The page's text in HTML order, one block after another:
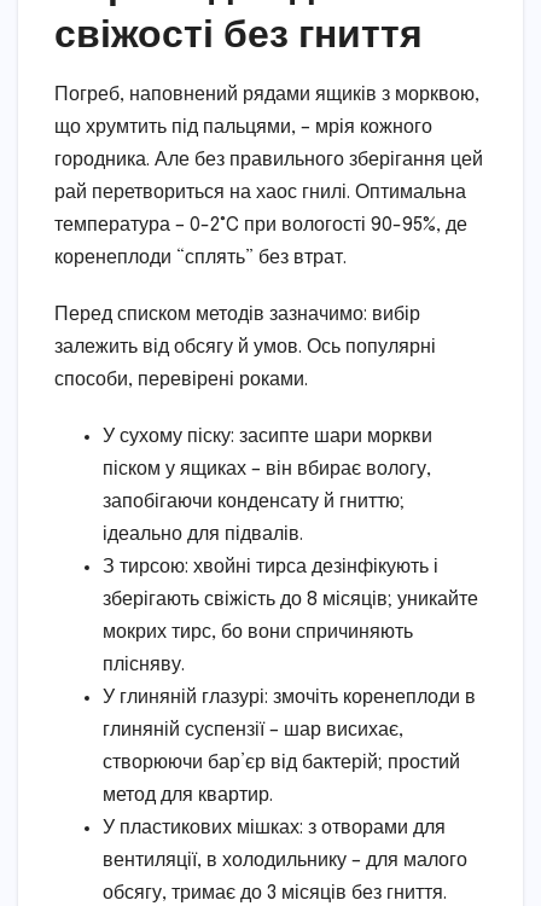
свіжості без гниття
Погреб, наповнений рядами ящиків з морквою,
що хрумтить під пальцями, – мрія кожного
городника. Але без правильного зберігання цей
рай перетвориться на хаос гнилі. Оптимальна
температура – 0-2°C при вологості 90-95%, де
коренеплоди “сплять” без втрат.
Перед списком методів зазначимо: вибір
залежить від обсягу й умов. Ось популярні
способи, перевірені роками.
У сухому піску: засипте шари моркви
піском у ящиках – він вбирає вологу,
запобігаючи конденсату й гниттю;
ідеально для підвалів.
З тирсою: хвойні тирса дезінфікують і
зберігають свіжість до 8 місяців; уникайте
мокрих тирс, бо вони спричиняють
плісняву.
У глиняній глазурі: змочіть коренеплоди в
глиняній суспензії – шар висихає,
створюючи бар’єр від бактерій; простий
метод для квартир.
У пластикових мішках: з отворами для
вентиляції, в холодильнику – для малого
обсягу, тримає до 3 місяців без гниття.